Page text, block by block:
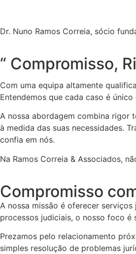
Dr. Nuno Ramos Correia, sócio
“ Compromisso,
Com uma equipa altamente
Entendemos que cada caso é
A nossa abordagem combina rigor
à medida das suas necessidades.
confia em nós.
Na Ramos Correia & Associados,
Compromisso
A nossa missão é oferecer
processos judiciais, o nosso foco é
Prezamos pelo relacionamento
simples resolução de problemas